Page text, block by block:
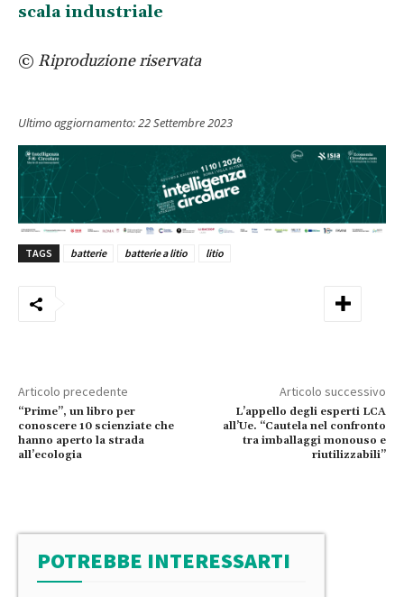
scala industriale
© Riproduzione riservata
Ultimo aggiornamento:22 Settembre 2023
TAGS batterie batterie a litio litio
Articolo precedente
“Prime”, un libro per
conoscere 10 scienziate che
hanno aperto la strada
all’ecologia
Articolo successivo
L’appello degli esperti LCA
all’Ue. “Cautela nel confronto
tra imballaggi monouso e
riutilizzabili”
POTREBBE INTERESSARTI